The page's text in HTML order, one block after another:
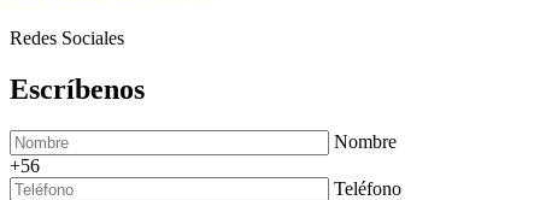
Redes Sociales
Escríbenos
Nombre
+56
Teléfono